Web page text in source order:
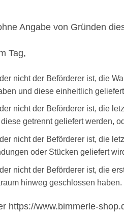
Angabe von Gründen
Tag,
nicht der Beförderer ist, die
und diese einheitlich
nicht der Beförderer ist, die
getrennt geliefert werden,
nicht der Beförderer ist, die
oder Stücken geliefert
nicht der Beförderer ist, die
hinweg geschlossen haben.
https://www.bimmerle-